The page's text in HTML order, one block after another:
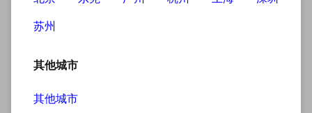
苏州
其他城市
其他城市